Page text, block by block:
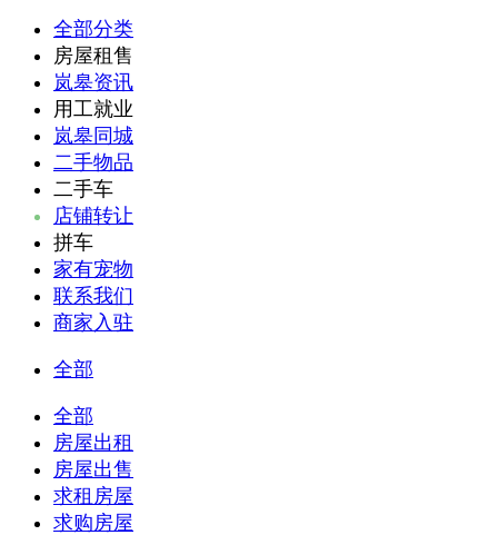
全部分类
房屋租售
岚皋资讯
用工就业
岚皋同城
二手物品
二手车
店铺转让
拼车
家有宠物
联系我们
商家入驻
全部
全部
房屋出租
房屋出售
求租房屋
求购房屋